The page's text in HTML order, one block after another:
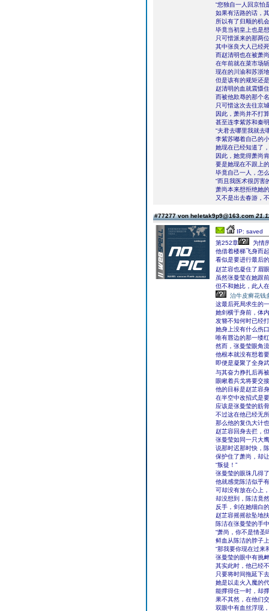
“您独自一人回京怕
如果有活路的话，
所以有了归顺的机
毕竟当初皇上也是
只可惜派来的那两
其中张良大人已经
而赵清明也在被萧
在年前就在菜市场
现在的川渝和苏浙
但是该有的规矩还
赵清明的血就震慑
而被他欺辱的那个
只可惜这次去往京
因此，萧尚并不打
甚至连李紫苏和秦
“夫君去哪里我就去
李紫苏嘟着自己的
她现在已经知道了
因此，她觉得萧尚
要是她现在不跟上
毕竟自己一人，怎
“而且我医术很厉害
萧尚本来想拒绝她
又不是出去春游，
#77277 von heletak9p9@163.com
IP: saved
第252章
为情
他借着楼梯飞身而
看似是要进行最后
赵芷容也凝住了眉
虽然张曼莹在她跟
但不和她比，此人
治牛皮癣花钱
这最后死局求生的
她剑横于身前，体
发簪不知何时已经
她身上没有什么伤
唯有唇边的那一缕
然而，张曼莹眼角
他根本就没有想着
即便是凝聚了全身
与其奋力挣扎后再
眼瞅着兵戈将要交
他的目标是赵芷容
在半空中改招式是
应该是张曼莹的筋
不过这在他已经无
那么他的复仇大计
赵芷容回身去拦，
张曼莹如同一只大
说那时迟那时快，
保护住了萧尚，却
“叛徒！”
张曼莹的眼珠几得
他就感觉陈洁似乎
可却没有放在心上
却没想到，陈洁竟
反手，剑在她细白
赵芷容摇摇欲坠地
陈洁在张曼莹的手
“萧尚，你不是情圣
鲜血从陈洁的脖子
“那我要你现在过来
张曼莹的眼中有挑
其实此时，他已经
只要将时间拖延下
她是以走火入魔的
能撑得住一时，却
果不其然，在他们
双眼中有血丝浮现